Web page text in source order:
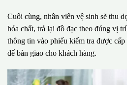
Cuối cùng, nhân viên vệ sinh sẽ thu
hóa chất, trả lại đồ đạc theo đúng vị
thông tin vào phiếu kiểm tra được
để bàn giao cho khách hàng.